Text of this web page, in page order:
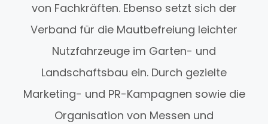
von Fachkräften. Ebenso setzt sich der
Verband für die Mautbefreiung leichter
Nutzfahrzeuge im Garten- und
Landschaftsbau ein. Durch gezielte
Marketing- und PR-Kampagnen sowie die
Organisation von Messen und